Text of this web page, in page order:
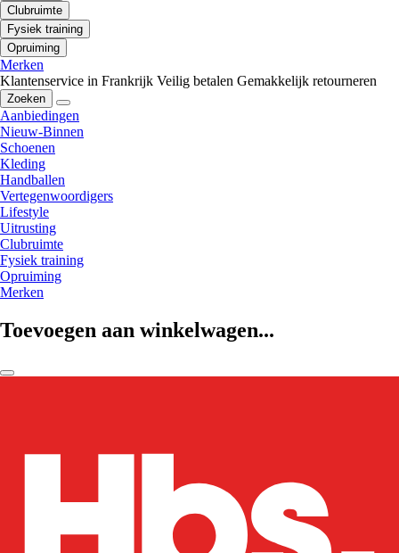
Clubruimte
Fysiek training
Opruiming
Merken
Klantenservice in Frankrijk Veilig betalen Gemakkelijk retourneren
Zoeken
Aanbiedingen
Nieuw-Binnen
Schoenen
Kleding
Handballen
Vertegenwoordigers
Lifestyle
Uitrusting
Clubruimte
Fysiek training
Opruiming
Merken
Toevoegen aan winkelwagen...